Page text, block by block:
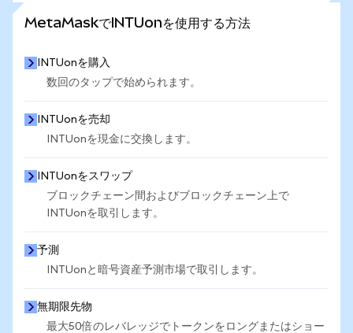
MetaMaskでINTUonを使用する方法
INTUonを購入
数回のタップで始められます。
INTUonを売却
INTUonを現金に交換します。
INTUonをスワップ
ブロックチェーン間およびブロックチェーン上で
INTUonを取引します。
予測
INTUonと暗号資産予測市場で取引します。
無期限先物
最大50倍のレバレッジでトークンをロングまたはショー